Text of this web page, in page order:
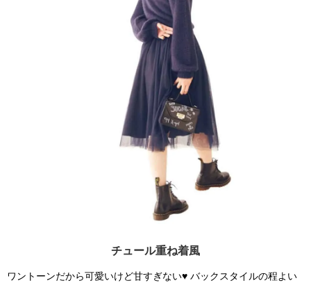
チュール重ね着風
ワントーンだから可愛いけど甘すぎない♥ バックスタイルの程よい